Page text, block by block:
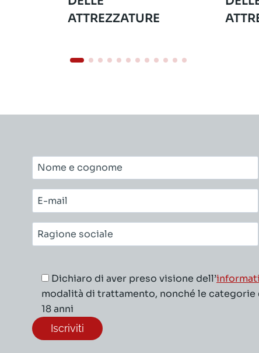
ATTREZZATURE
Nome
e
cognome*
E-
mail*
Ragione
sociale*
Dichiaro di aver preso visione dell’
modalità di trattamento, nonché le
18 anni